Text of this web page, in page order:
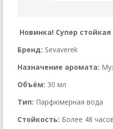
Новинка! Супер
Бренд: Sevaverek
Назначение аромата:
Объём: 30 мл
Тип: Парфюмерная вода
Стойкость: Более 48